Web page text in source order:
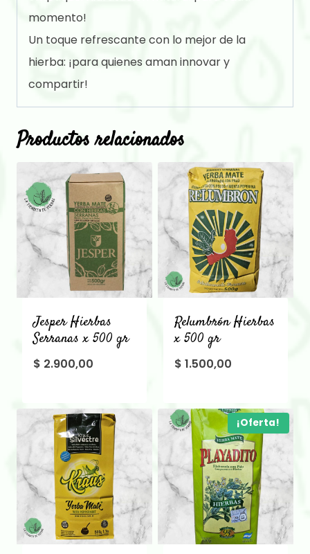
momento!
Un toque refrescante con lo mejor de la
hierba: ¡para quienes aman innovar y
compartir!
Productos relacionados
Jesper Hierbas
Serranas x 500 gr
$ 2.900,00
Relumbrón Hierbas
x 500 gr
$ 1.500,00
¡Oferta!